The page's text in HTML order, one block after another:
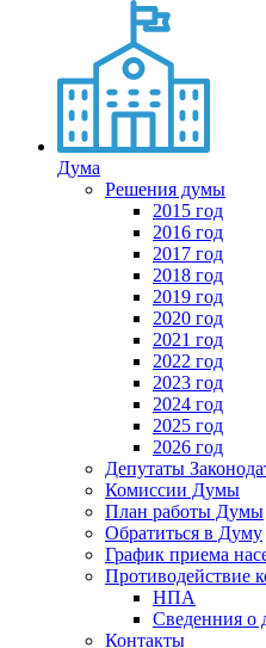
Дума
Решения думы
2015 год
2016 год
2017 год
2018 год
2019 год
2020 год
2021 год
2022 год
2023 год
2024 год
2025 год
2026 год
Депутаты
Комиссии Думы
План работы Думы
Обратиться в Думу
График приема
Противодействие
НПА
Сведенния о
Контакты